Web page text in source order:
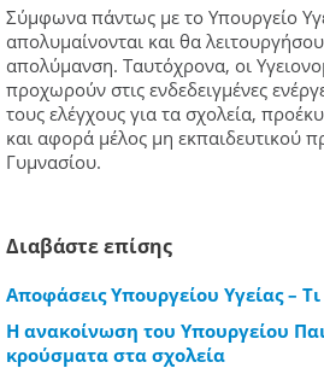
Σύμφωνα πάντως με το Υπουργείο
απολυμαίνονται και θα
απολύμανση. Ταυτόχρονα, οι
προχωρούν στις ενδεδειγμένες
τους ελέγχους για τα σχολεία,
και αφορά μέλος μη εκπαιδευτικού
Γυμνασίου.
Διαβάστε επίσης
Αποφάσεις Υπουργείου Υγείας –
Η ανακοίνωση του Υπουργείου
κρούσματα στα σχολεία